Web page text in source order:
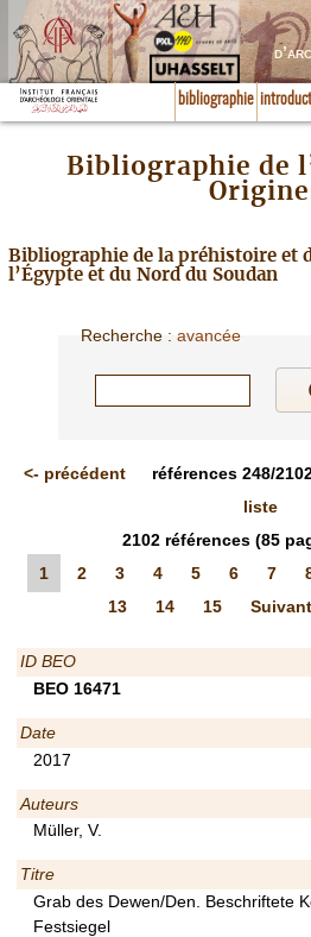
bibliographie
Bibliographie de
Bibliographie de la préhistoire et
l’Égypte et du Nord du Soudan
Recherche :avancée
<- précédent références248/
liste
2102 références(85
1
2 3 4 5 6 7
13
14 15 Suivant
ID BEO
BEO 16471
Date
2017
Auteurs
Müller, V.
Titre
Grab des Dewen/Den. Beschriftete
Festsiegel